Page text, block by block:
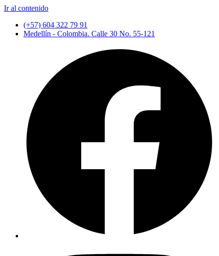
Ir al contenido
(+57) 604 322 79 91
Medellín - Colombia. Calle 30 No. 55-121